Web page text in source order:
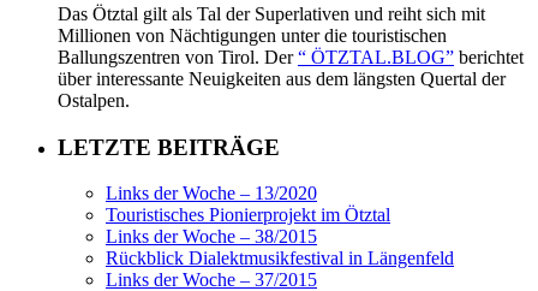
Das Ötztal gilt als Tal der Superlativen und reiht sich mit
Millionen von Nächtigungen unter die touristischen
Ballungszentren von Tirol. Der“ ÖTZTAL.BLOG” berichtet
über interessante Neuigkeiten aus dem längsten Quertal der
Ostalpen.
LETZTE BEITRÄGE
Links der Woche – 13/2020
Touristisches Pionierprojekt im Ötztal
Links der Woche – 38/2015
Rückblick Dialektmusikfestival in Längenfeld
Links der Woche – 37/2015